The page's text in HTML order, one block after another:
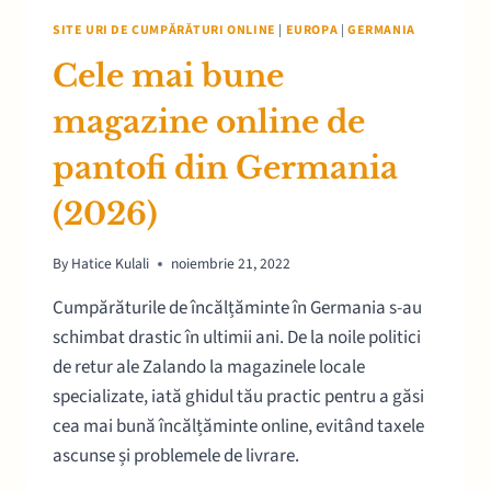
SITE URI DE CUMPĂRĂTURI ONLINE | EUROPA |GERMANIA
Cele mai bune
magazine online de
pantofi din Germania
(2026)
By Hatice Kulali noiembrie 21, 2022
Cumpărăturile de încălțăminte în Germania s-au
schimbat drastic în ultimii ani. De la noile politici
de retur ale Zalando la magazinele locale
specializate, iată ghidul tău practic pentru a găsi
cea mai bună încălțăminte online, evitând taxele
ascunse și problemele de livrare.